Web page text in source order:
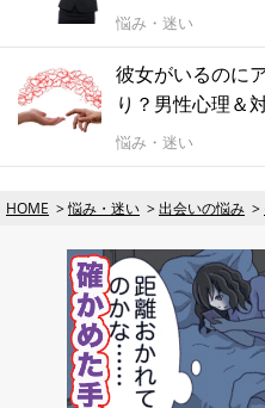
悩み・迷い
彼女がいるのに
り？男性心理＆
悩み・迷い
HOME 悩み・迷い 出会いの悩み